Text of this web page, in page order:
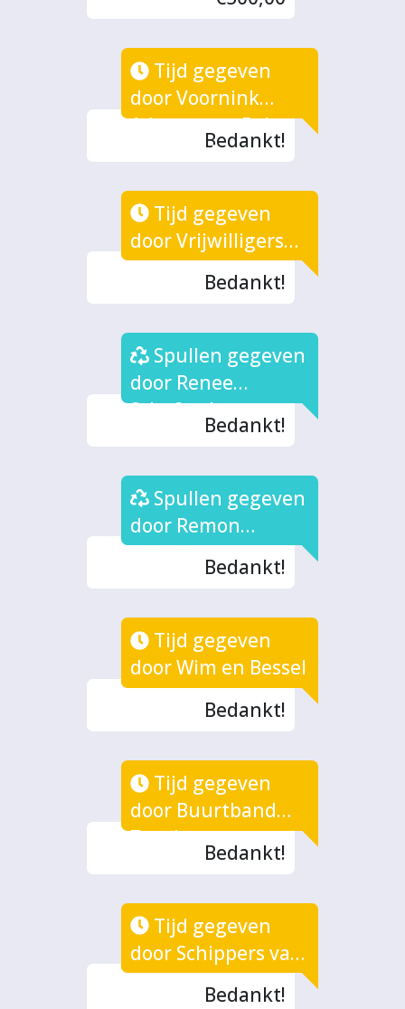
Tijd gegeven
door Voornink
Advocaten - Rob
vand er Venne
Bedankt!
Tijd gegeven
door Vrijwilligers
(5x)
Bedankt!
Spullen gegeven
door Renee
Schefczyk
Bedankt!
Spullen gegeven
door Remon
Bosveld
Bedankt!
Tijd gegeven
door Wim en Bessel
Bedankt!
Tijd gegeven
door Buurtband
Zutphen
Bedankt!
Tijd gegeven
door Schippers van
de fluisterboten
Bedankt!